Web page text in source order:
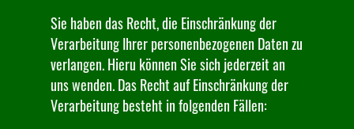
Sie haben das Recht, die Einschränkung der
Verarbeitung Ihrer personenbezogenen Daten zu
verlangen. Hieru können Sie sich jederzeit an
uns wenden. Das Recht auf Einschränkung der
Verarbeitung besteht in folgenden Fällen: